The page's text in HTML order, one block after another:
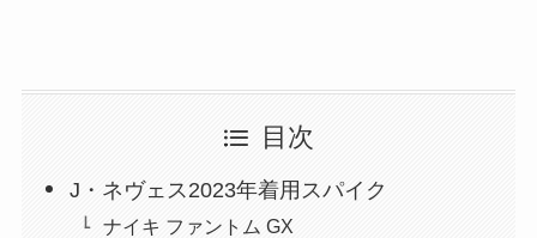
目次
J・ネヴェス2023年着用スパイク
ナイキ ファントム GX